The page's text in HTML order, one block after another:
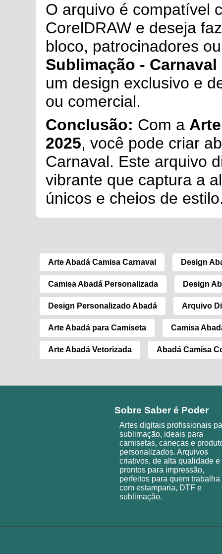
O arquivo é compatível
CorelDRAW e deseja
bloco, patrocinadores
Sublimação - Carnaval
um design exclusivo e
ou comercial.
Conclusão: Com a
2025, você pode criar
Carnaval. Este arquivo
vibrante que captura a
únicos e cheios de
Arte Abadá Camisa Carnaval Design
Camisa Abadá Personalizada Design
Design Personalizado Abadá Arquivo
Arte Abadá para Camiseta Camisa
Arte Abadá Vetorizada Abadá Camisa
Sobre Saber é Poder
Artes digitais profissionais
sublimação, ideais para
camisetas, canecas e
personalizados. Arquivos
criativos, de alta qualidade e
prontos para impressão,
perfeitos para quem trabalha
com estamparia, DTF e
sublimação.